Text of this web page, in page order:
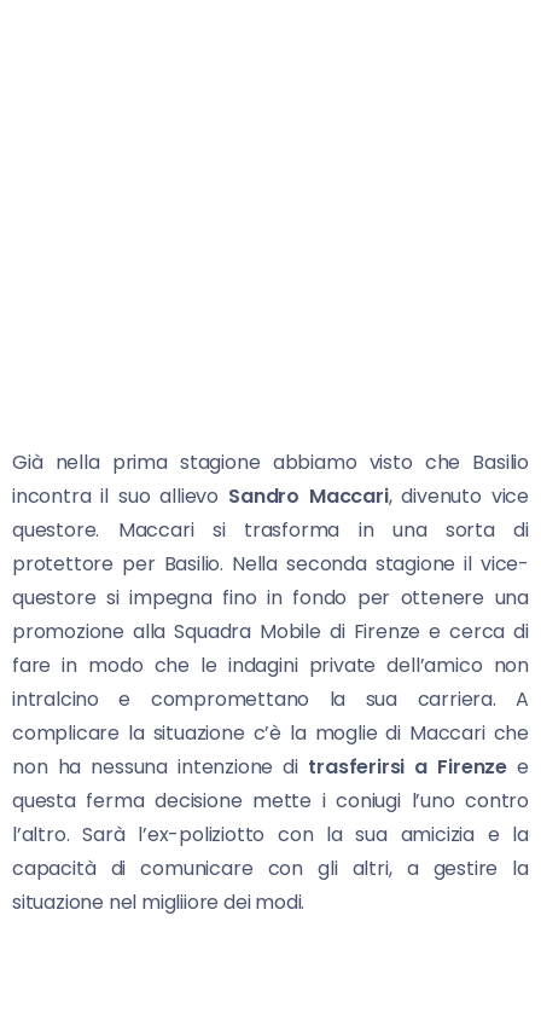
Già nella prima stagione abbiamo visto che Basilio
incontrail suo allievo Sandro Maccari, divenuto vice
questore. Maccari si trasforma in una sorta di
protettore per Basilio. Nella seconda stagione il vice-
questore si impegna fino in fondo per ottenere una
promozione alla Squadra Mobile di Firenze e cerca di
fare in modo che le indagini private dell’amico non
intralcino e compromettano la sua carriera. A
complicare la situazione c’è la moglie di Maccari che
non ha nessuna intenzione di trasferirsi a Firenzee
questa ferma decisione mette i coniugi l’uno contro
l’altro. Sarà l’ex-poliziotto con la sua amicizia e la
capacità di comunicare con gli altri, a gestire la
situazione nel migliiore dei modi.